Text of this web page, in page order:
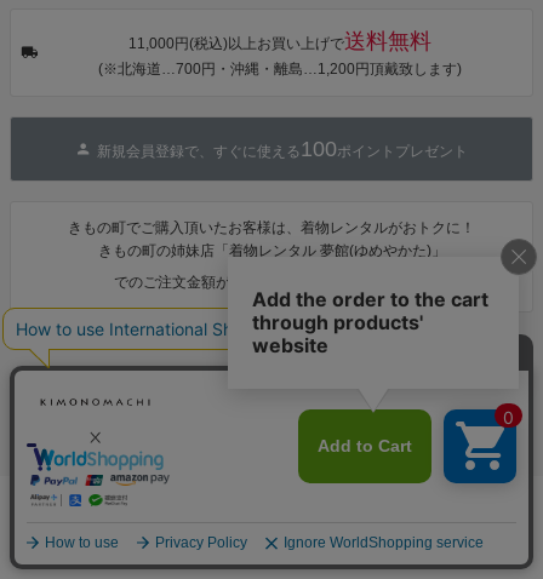
カシュクール
ワンピース 簡
単着付け 大人
11,000円(税込)以上お買い上げで送料無料
(※北海道…700円・沖縄・離島…1,200円頂戴致します)
新規会員登録で、すぐに使える 100ポイントプレゼント
きもの町でご購入頂いたお客様は、着物レンタルがおトクに！
きもの町の姉妹店「着物レンタル 夢館(ゆめやかた)」
でのご注文金額が
配送・送料
返品・交換
お問合せ先